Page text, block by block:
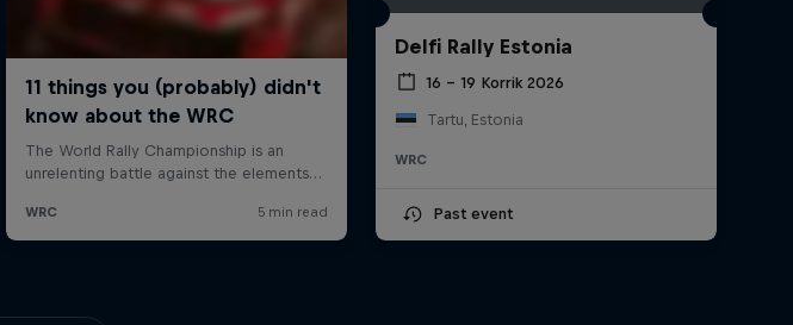
Delfi Rally Estonia
16 – 19 Korrik 2026
Tartu, Estonia
WRC
Past event